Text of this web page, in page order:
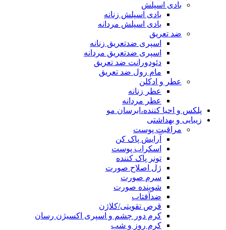
بادی اسپلش
بادی اسپلش زنانه
بادی اسپلش مردانه
ضد تعریق
اسپری ضدتعریق زنانه
اسپری ضدتعریق مردانه
دئودورانت ضد تعریق
مام رول ضد تعریق
عطر و ادکلن
عطر زنانه
عطر مردانه
پلکس و احیا کننده،ابرسان مو
زیبایی و بهداشتی
مراقبت پوست
آرایش پاک کن
اسکراب پوست
تونر پاک کننده
ژل اصلاح صورت
سرم صورت
شوینده صورت
ضدآفتاب
قرص تقویتی/کلاژن
کرم دور چشم و اسپری اکسیژن رسان
کرم روز و شب